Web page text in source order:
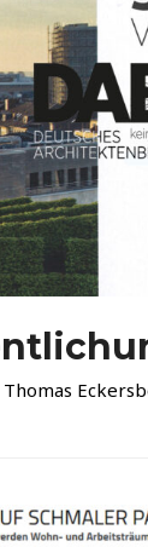
Thomas